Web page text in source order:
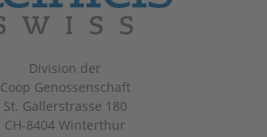
Division der
Coop Genossenschaft
St. Gallerstrasse 180
CH-8404 Winterthur